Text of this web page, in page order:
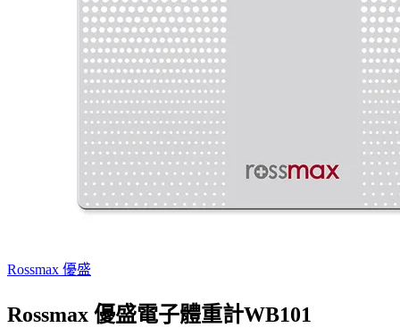
Rossmax 優盛
Rossmax 優盛電子體重計WB101